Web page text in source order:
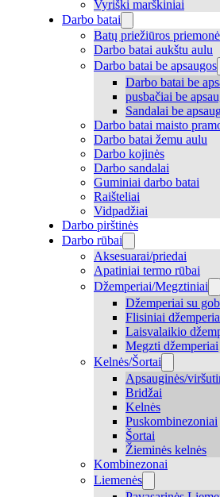
Vyriški marškiniai
Darbo batai
Batų priežiūros
Darbo batai aukštu aulu
Darbo batai be apsaugos
Darbo batai be
pusbačiai be
Sandalai be
Darbo batai maisto
Darbo batai žemu aulu
Darbo kojinės
Darbo sandalai
Guminiai darbo batai
Raišteliai
Vidpadžiai
Darbo pirštinės
Darbo rūbai
Aksesuarai/priedai
Apatiniai termo rūbai
Džemperiai/Megztiniai
Džemperiai su
Flisiniai
Laisvalaikio
Megzti džemperiai
Kelnės/Šortai
Apsauginės/
Bridžai
Kelnės
Puskombinezoniai
Šortai
Žieminės kelnės
Kombinezonai
Liemenės